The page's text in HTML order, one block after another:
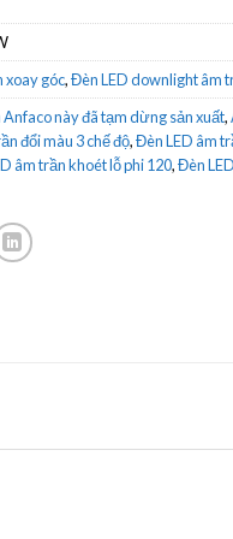
xoay góc,Đèn LED downlight âm
Anfaco này đã tạm dừng sản xuất,
đổi màu 3 chế độ,Đèn LED âm
âm trần khoét lỗ phi 120,Đèn